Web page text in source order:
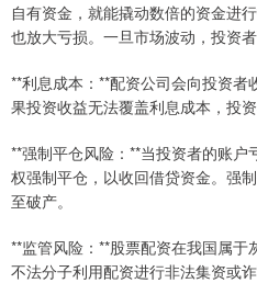
自有资金，就能撬动数倍的资金进
也放大亏损。一旦市场波动，投资
**利息成本：**配资公司会向投资
果投资收益无法覆盖利息成本，投资
**强制平仓风险：**当投资者的账
权强制平仓，以收回借贷资金。强
至破产。
**监管风险：**股票配资在我国属
不法分子利用配资进行非法集资或